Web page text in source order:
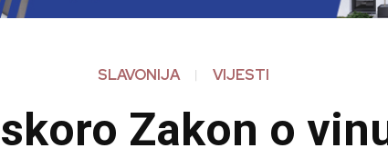
SLAVONIJA VIJESTI
Zakon o